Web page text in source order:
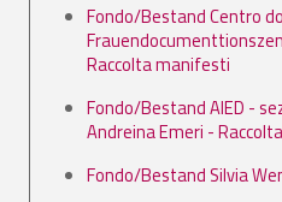
Fondo/Bestand Centro
Raccolta manifesti
Fondo/Bestand AIED -
Andreina Emeri -
Fondo/Bestand Silvia